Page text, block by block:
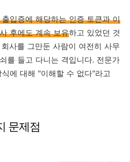
입증에 해당하는 인증 토큰과 이
후에도 계속 보유하고 있었던 것
사를 그만둔 사람이 여전히 사무
를 들고 다니는 격입니다. 전문가
에 대해 "이해할 수 없다"라고
문제점